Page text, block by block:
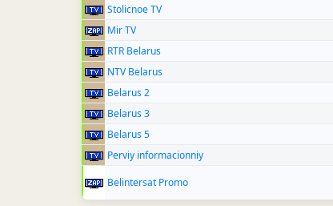
Stolicnoe TV
Mir TV
RTR Belarus
NTV Belarus
Belarus 2
Belarus 3
Belarus 5
Perviy informacionniy
Belintersat Promo